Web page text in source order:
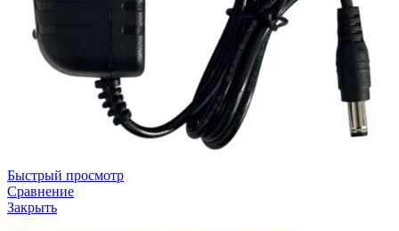
Быстрый просмотр
Сравнение
Закрыть